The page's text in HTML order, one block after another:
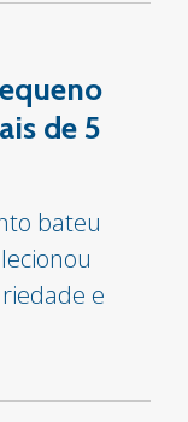
de 5
bateu
e